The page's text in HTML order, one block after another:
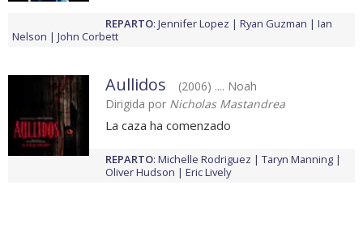
REPARTO: Jennifer Lopez Ryan Guzman
Ian
Nelson
John Corbett
Aullidos
(2006) .... Noah
Dirigida por Nicholas Mastandrea
La caza ha comenzado
REPARTO: Michelle Rodriguez
Taryn Manning
Oliver Hudson
Eric Lively